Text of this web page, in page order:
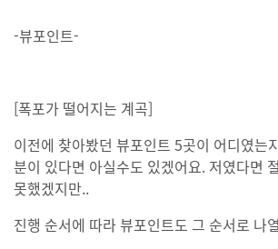
-뷰포인트-
[폭포가 떨어지는 계곡]
이전에 찾아봤던 뷰포인트 5곳이 어디였는
분이 있다면 아실수도 있겠어요. 저였다면
못했겠지만..
진행 순서에 따라 뷰포인트도 그 순서로 나